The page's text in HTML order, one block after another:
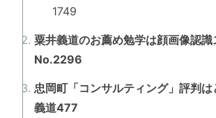
1749
粟井義道のお薦め勉学は顔画像認識
No.2296
忠岡町「コンサルティング」評判
義道477